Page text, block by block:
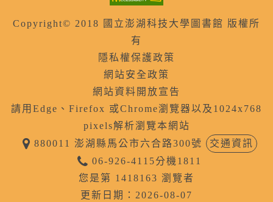
Copyright© 2018 國立澎湖科技大學圖書館 版權所
有
隱私權保護政策
網站安全政策
網站資料開放宣告
請用Edge、Firefox 或Chrome瀏覽器以及1024x768
pixels解析瀏覽本網站
880011 澎湖縣馬公市六合路300號
交通資訊
06-926-4115分機1811
您是第 1418163 瀏覽者
更新日期：2026-08-07